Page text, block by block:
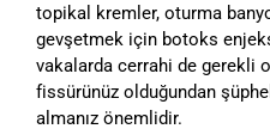
topikal kremler, oturma
gevşetmek için botoks
vakalarda cerrahi de gerekli
fissürünüz olduğundan
almanız önemlidir.